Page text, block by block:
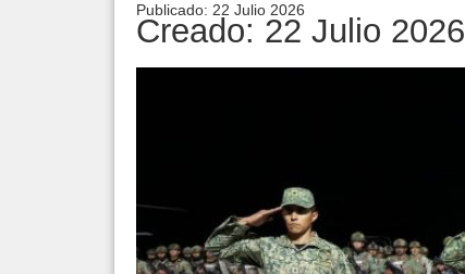
Publicado: 22 Julio 2026
Creado: 22 Julio 2026